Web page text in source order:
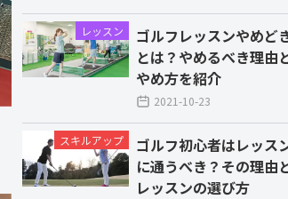
レッスン
ゴルフレッスンやめど
とは？やめるべき理由
やめ方を紹介
2021-10-23
スキルアップ
ゴルフ初心者はレッス
に通うべき？その理由
レッスンの選び方